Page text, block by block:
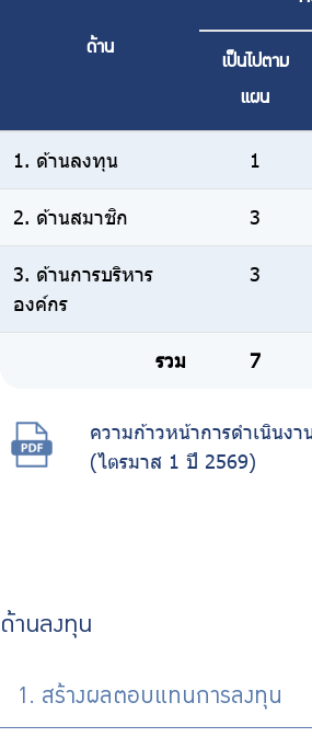
ด้าน
เป็นไปตาม
แผน
1. ด้านลงทุน 1
2. ด้านสมาชิก 3
3. ด้านการบริหาร
องค์กร
3
รวม 7
ความก้าวหน้าการดำเนินง
(ไตรมาส 1 ปี 2569)
ด้านลงทุน
1. สร้างผลตอบแทนการลงทุน